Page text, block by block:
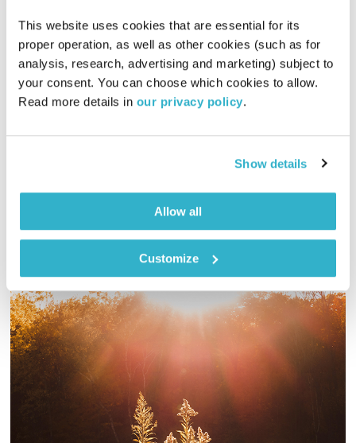
This website uses cookies that are essential for its
proper operation, as well as other cookies (such as for
analysis, research, advertising and marketing) subject to
your consent. You can choose which cookies to allow.
Read more details in our privacy policy.
Show details
Allow all
Customize
אהוד בנאי
תכניות וקטעים נבחרים
07.12.14
02:00:23
הקונפליקטים, הגיטרה, הגעגוע , בריטני ספירס וכל מה שביניהם.
וכמובן, הרבה מוסיקה.